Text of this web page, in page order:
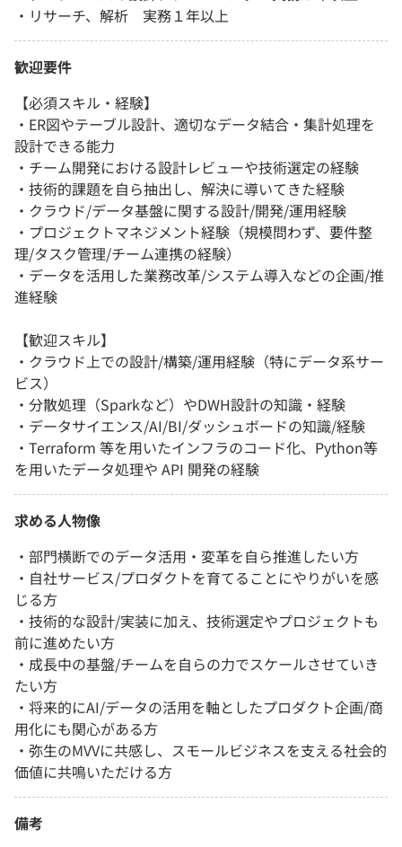
・リサーチ、解析 実務１年以上
歓迎要件
【必須スキル・経験】
・ER図やテーブル設計、適切なデータ結合・集計処理を
設計できる能力
・チーム開発における設計レビューや技術選定の経験
・技術的課題を自ら抽出し、解決に導いてきた経験
・クラウド/データ基盤に関する設計/開発/運用経験
・プロジェクトマネジメント経験（規模問わず、要件整
理/タスク管理/チーム連携の経験）
・データを活用した業務改革/システム導入などの企画/推
進経験
【歓迎スキル】
・クラウド上での設計/構築/運用経験（特にデータ系サー
ビス）
・分散処理（Sparkなど）やDWH設計の知識・経験
・データサイエンス/AI/BI/ダッシュボードの知識/経験
・Terraform 等を用いたインフラのコード化、Python等
を用いたデータ処理や API 開発の経験
求める人物像
・部門横断でのデータ活用・変革を自ら推進したい方
・自社サービス/プロダクトを育てることにやりがいを感
じる方
・技術的な設計/実装に加え、技術選定やプロジェクトも
前に進めたい方
・成長中の基盤/チームを自らの力でスケールさせていき
たい方
・将来的にAI/データの活用を軸としたプロダクト企画/商
用化にも関心がある方
・弥生のMVVに共感し、スモールビジネスを支える社会的
価値に共鳴いただける方
備考